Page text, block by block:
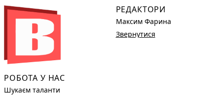
РОБОТА У НАС
Шукаєм таланти
РЕДАКТОРИ
Максим Фарина
Звернутися